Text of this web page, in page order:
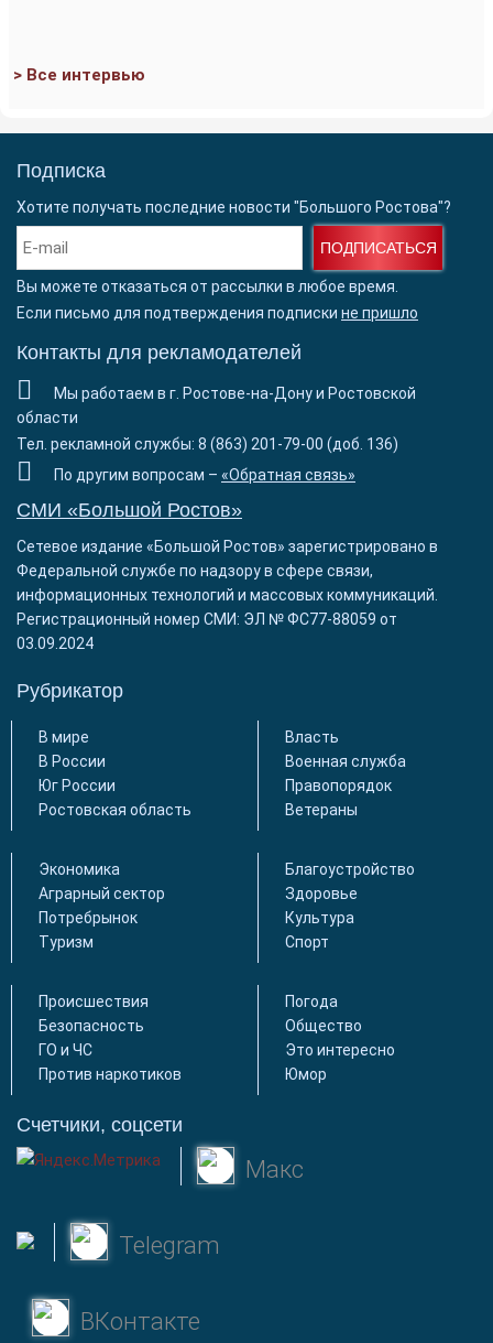
> Все интервью
Подписка
Хотите получать последние новости "Большого Ростова"?
ПОДПИСАТЬСЯ
Вы можете отказаться от рассылки в любое время.
Если письмо для подтверждения подписки не пришло
Контакты для рекламодателей
Мы работаем в г. Ростове-на-Дону и Ростовской
области
Тел. рекламной службы: 8 (863) 201-79-00 (доб. 136)
По другим вопросам – «Обратная связь»
СМИ «Большой Ростов»
Сетевое издание «Большой Ростов» зарегистрировано в
Федеральной службе по надзору в сфере связи,
информационных технологий и массовых коммуникаций.
Регистрационный номер СМИ: ЭЛ № ФС77-88059 от
03.09.2024
Рубрикатор
В мире
В России
Юг России
Ростовская область
Власть
Военная служба
Правопорядок
Ветераны
Экономика
Аграрный сектор
Потребрынок
Туризм
Благоустройство
Здоровье
Культура
Спорт
Происшествия
Безопасность
ГО и ЧС
Против наркотиков
Погода
Общество
Это интересно
Юмор
Счетчики, соцсети
Макс
Telegram
ВКонтакте